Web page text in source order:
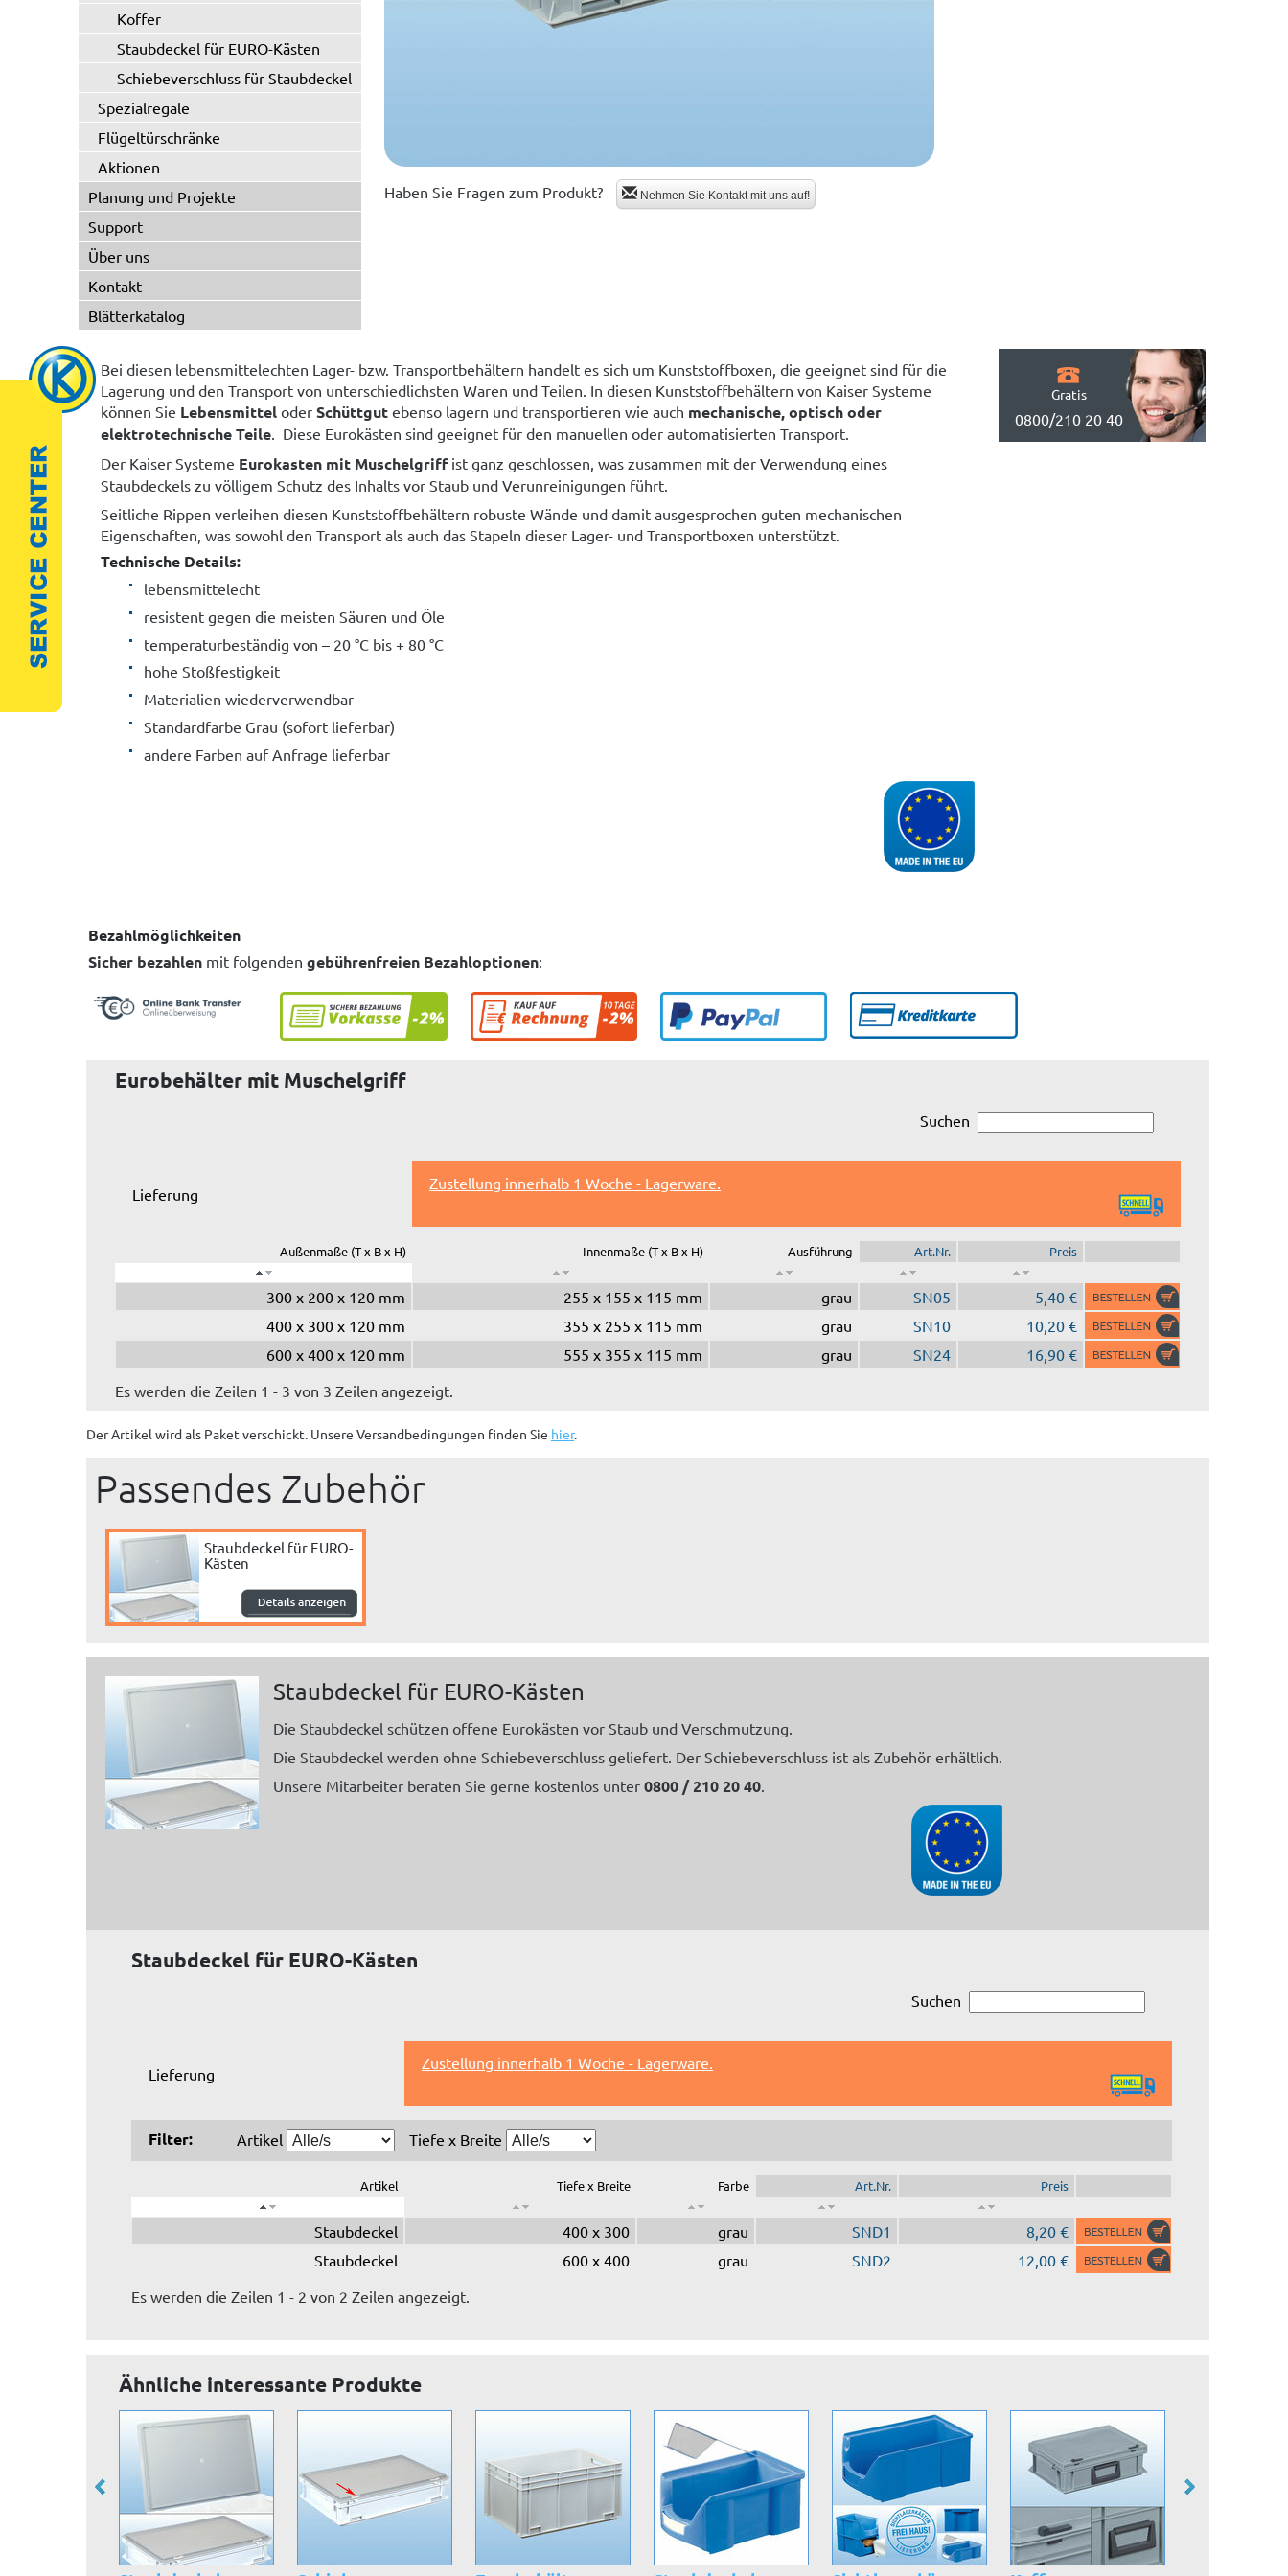
Koffer
Staubdeckel für EURO-Kästen
Schiebeverschluss für Staubdeckel
Spezialregale
Flügeltürschränke
Aktionen
Planung und Projekte
Support
Über uns
Kontakt
Blätterkatalog
Haben Sie Fragen zum Produkt? Nehmen Sie Kontakt mit uns auf!
Bei diesen lebensmittelechten Lager- bzw. Transportbehältern handelt es sich um Kunststoffboxen, die geeignet sind für die
Lagerung und den Transport von unterschiedlichsten Waren und Teilen. In diesen Kunststoffbehältern von Kaiser Systeme
können Sie Lebensmittel oder Schüttgut ebenso lagern und transportieren wie auch mechanische, optisch oder
elektrotechnische Teile. Diese Eurokästen sind geeignet für den manuellen oder automatisierten Transport.
Der Kaiser Systeme Eurokasten mit Muschelgriffist ganz geschlossen, was zusammen mit der Verwendung eines
Staubdeckels zu völligem Schutz des Inhalts vor Staub und Verunreinigungen führt.
Seitliche Rippen verleihen diesen Kunststoffbehältern robuste Wände und damit ausgesprochen guten mechanischen
Eigenschaften, was sowohl den Transport als auch das Stapeln dieser Lager- und Transportboxen unterstützt.
Technische Details:
lebensmittelecht
resistent gegen die meisten Säuren und Öle
temperaturbeständig von – 20 °C bis + 80 °C
hohe Stoßfestigkeit
Materialien wiederverwendbar
Standardfarbe Grau (sofort lieferbar)
andere Farben auf Anfrage lieferbar
Gratis
0800/210 20 40
Bezahlmöglichkeiten
Sicher bezahlen mit folgenden gebührenfreien Bezahloptionen:
Eurobehälter mit Muschelgriff
Suchen
Lieferung
Zustellung innerhalb 1 Woche - Lagerware.
Außenmaße (T x B x H) Innenmaße (T x B x H) Ausführung Art.Nr. Preis
300 x 200 x 120 mm 255 x 155 x 115 mm grau SN05
5,40 €
400 x 300 x 120 mm
355 x 255 x 115 mm grau SN10
10,20 €
600 x 400 x 120 mm
555 x 355 x 115 mm grau SN24
16,90 €
Es werden die Zeilen 1 - 3 von 3 Zeilen angezeigt.
Der Artikel wirdals Paket verschickt. Unsere Versandbedingungen finden Sie hier.
Passendes Zubehör
Staubdeckel für EURO-
Kästen
Staubdeckel für EURO-Kästen
Die Staubdeckel schützen offene Eurokästen vor Staub und Verschmutzung.
Die Staubdeckel werden ohne Schiebeverschluss geliefert. Der Schiebeverschluss ist als Zubehör erhältlich.
Unsere Mitarbeiter beraten Sie gerne kostenlos unter 0800 / 210 20 40
Staubdeckel für EURO-Kästen
Suchen
Lieferung
Zustellung innerhalb 1 Woche - Lagerware.
Filter: Artikel Tiefe x Breite
Artikel Tiefe x Breite Farbe Art.Nr. Preis
Staubdeckel 400 x 300 grau SND1
8,20 €
Staubdeckel
600 x 400 grau SND2
12,00 €
Es werden die Zeilen 1 - 2 von 2 Zeilen angezeigt.
Ähnliche interessante Produkte